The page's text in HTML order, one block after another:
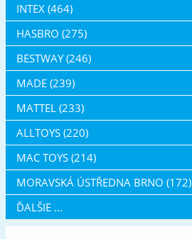
INTEX (464)
HASBRO (275)
BESTWAY (246)
MADE (239)
MATTEL (233)
ALLTOYS (220)
MAC TOYS (214)
MORAVSKÁ ÚSTŘEDNA BRNO (172)
ĎALŠIE ...